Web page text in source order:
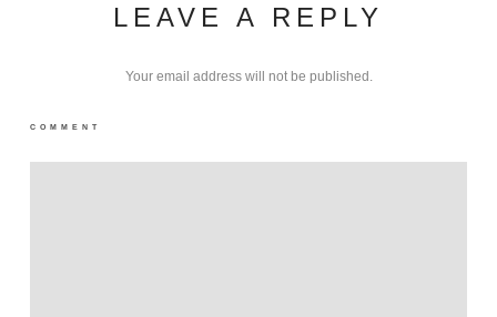
LEAVE A REPLY
Your email address will not be published.
COMMENT